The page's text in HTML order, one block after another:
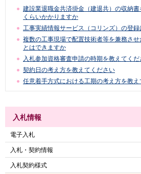
建設業退職金共済掛金（建退共）の収納
くらいかかりますか
工事実績情報サービス（コリンズ）の登
複数の工事現場で配置技術者等を兼務さ
とはできますか
入札参加資格審査申請の時期を教えてくだ
契約日の考え方を教えてください
任意着手方式における工期の考え方を教
入札情報
電子入札
入札・契約情報
入札契約様式